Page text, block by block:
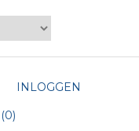
INLOGGEN
(0)